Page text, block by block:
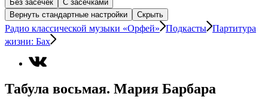
Без засечек
С засечками
Вернуть стандартные настройки
Скрыть
Радио классической музыки «Орфей» Подкасты Партитура
жизни: Бах
Табула восьмая. Мария Барбара